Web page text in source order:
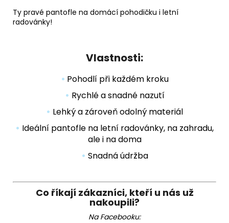
Ty pravé pantofle na domácí pohodičku i letní
radovánky!
Vlastnosti:
• Pohodlí při každém kroku
• Rychlé a snadné nazutí
• Lehký a zároveň odolný materiál
• Ideální pantofle na letní radovánky, na zahradu,
ale i na doma
• Snadná údržba
Co říkají zákazníci, kteří u nás už
nakoupili?
Na Facebooku: